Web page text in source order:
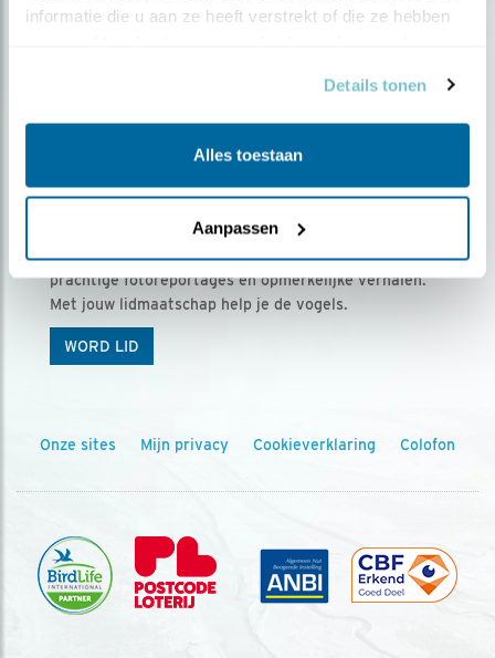
informatie die u aan ze heeft verstrekt of die ze hebben
Details tonen
Alles toestaan
Aanpassen
Ontvang 5 x Vogels voor € 36,00 per jaar
Vogels is het tijdschrift voor onze leden, met
prachtige fotoreportages en opmerkelijke verhalen.
Met jouw lidmaatschap help je de vogels.
WORD LID
Onze sites Mijn privacy Cookieverklaring Colofon